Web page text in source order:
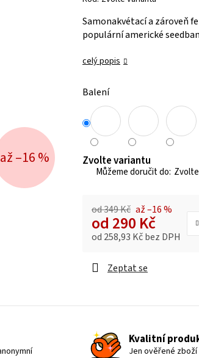
0,0
z 5
Samonakvétací a zároveň
populární americké
celý popis
Balení
Zvolte variantu
od 349 Kč až –16 %
od 290 Kč
od 258,93 Kčbez DPH
Zeptat se
až –16 %
Kvalitní
Jen ověřené zboží